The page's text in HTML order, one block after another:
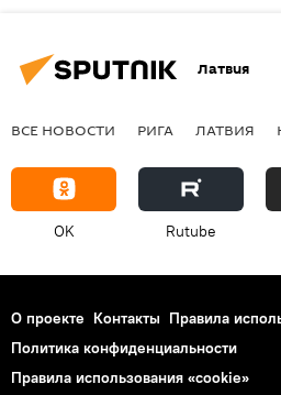
Латвия
ВСЕ НОВОСТИ РИГА ЛАТВИЯ
OK Rutube
О проекте Контакты Правила
Политика конфиденциальности
Правила использования «cookie»